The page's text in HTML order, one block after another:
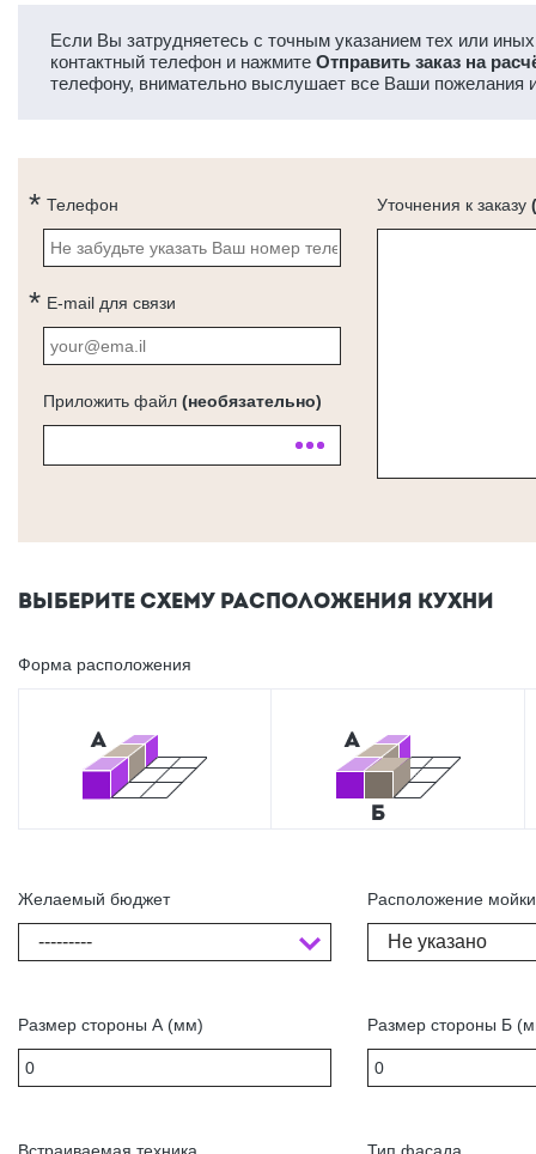
Если Вы затрудняетесь с точным указанием тех или
контактный телефон и нажмите Отправить заказ на
телефону, внимательно выслушает все Ваши пожелания
Телефон
E-mail для связи
Приложить файл (необязательно)
Уточнения к заказу
ВЫБЕРИТЕ СХЕМУ РАСПОЛОЖЕНИЯ КУХНИ
Форма расположения
Желаемый бюджет
---------
Размер стороны А (мм)
Расположение мойки
Не указано
Размер стороны Б